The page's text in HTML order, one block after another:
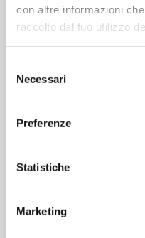
con altre informazioni
raccolto dal tuo utilizzo
delNecessari
Preferenze
Statistiche
Marketing